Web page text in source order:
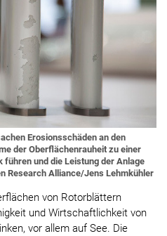
Erosionsschäden an den
der Oberflächenrauheit zu einer
und die Leistung der Anlage
Research Alliance/Jens Lehmkühler
von Rotorblättern
und Wirtschaftlichkeit von
vor allem auf See. Die